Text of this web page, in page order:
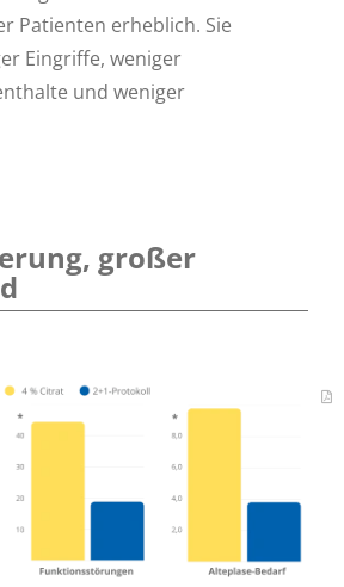
Patienten erheblich. Sie
Eingriffe, weniger
und weniger
großer